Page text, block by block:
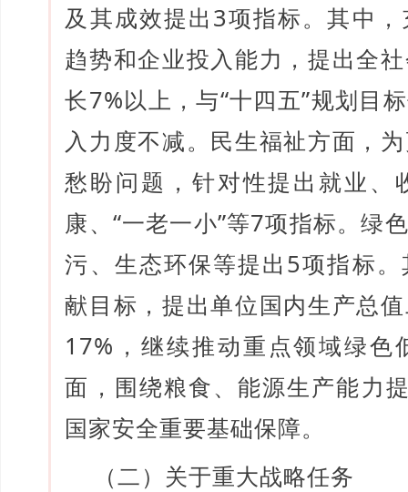
及其成效提出3项指标。其中
趋势和企业投入能力，提出全
长7%以上，与“十四五”规划目
入力度不减。民生福祉方面，
愁盼问题，针对性提出就业、
康、“一老一小”等7项指标。绿
污、生态环保等提出5项指标
献目标，提出单位国内生产总
17%，继续推动重点领域绿色
面，围绕粮食、能源生产能力
国家安全重要基础保障。
（二）关于重大战略任务